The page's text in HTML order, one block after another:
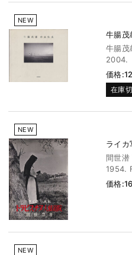
NEW
牛腸茂
牛腸茂
2004.
価格
在庫
NEW
ライ
間世
1954.
価格
NEW